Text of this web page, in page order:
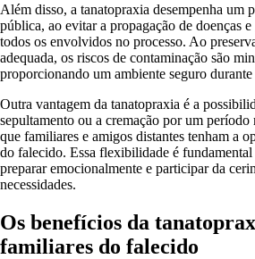
Além disso, a tanatopraxia desempenha um
pública, ao evitar a propagação de doenças
todos os envolvidos no processo. Ao
adequada, os riscos de contaminação são
proporcionando um ambiente seguro
Outra vantagem da tanatopraxia é a
sepultamento ou a cremação por um
que familiares e amigos distantes tenham a
do falecido. Essa flexibilidade é fundamental
preparar emocionalmente e participar da
necessidades.
Os benefícios da
familiares do falecido